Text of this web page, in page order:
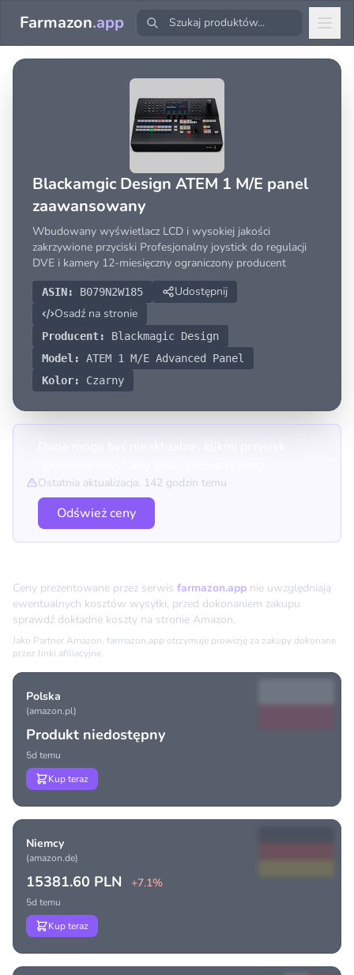
Farmazon.app
Blackamgic Design ATEM 1 M/E panel
zaawansowany
Wbudowany wyświetlacz LCD i wysokiej jakości
zakrzywione przyciski Profesjonalny joystick do regulacji
DVE i kamery 12-miesięczny ograniczony producent
ASIN: B079N2W185
Udostępnij
Osadź na stronie
Producent:
Blackmagic Design
Model:
ATEM 1 M/E Advanced Panel
Kolor:
Czarny
Ostatnia aktualizacja: 142 godzin temu
Odśwież ceny
Ceny prezentowane przez serwis farmazon.app nie uwzględniają
ewentualnych kosztów wysyłki, przed dokonaniem zakupu
sprawdź dokładne koszty na stronie Amazon.
Jako Partner Amazon, farmazon.app otrzymuje prowizję za zakupy dokonane
przez linki afiliacyjne.
Polska
(amazon.pl)
Produkt niedostępny
5d temu
Kup teraz
Niemcy
(amazon.de)
15381.60 PLN +7.1%
5d temu
Kup teraz